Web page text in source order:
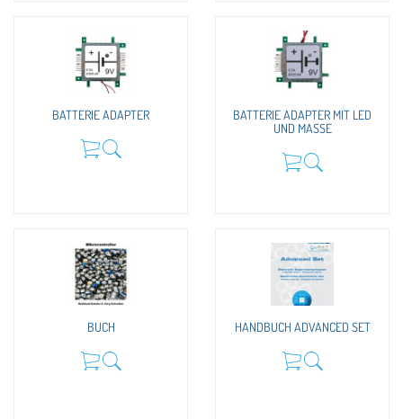
BATTERIE ADAPTER
BATTERIE ADAPTER MIT LED
UND MASSE
BUCH HANDBUCH ADVANCED SET